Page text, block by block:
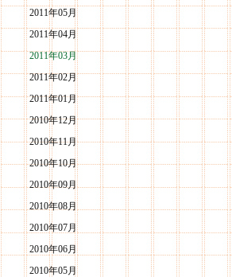
2011年05月
2011年04月
2011年03月
2011年02月
2011年01月
2010年12月
2010年11月
2010年10月
2010年09月
2010年08月
2010年07月
2010年06月
2010年05月